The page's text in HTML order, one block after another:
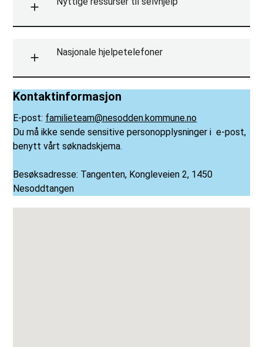
Nasjonale hjelpetelefoner
Kontaktinformasjon
E-post: familieteam@nesodden.kommune.no
Du må ikke sende sensitive personopplysninger i e-post,
benytt vårt søknadskjema.
Besøksadresse: Tangenten, Kongleveien 2, 1450
Nesoddtangen